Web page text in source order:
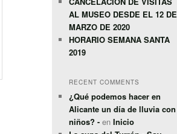
AL MUSEO DESDE EL 12 DE
MARZO DE 2020
HORARIO SEMANA SANTA
2019
RECENT COMMENTS
¿Qué podemos hacer en
Alicante un día de lluvia con
niños? - enInicio